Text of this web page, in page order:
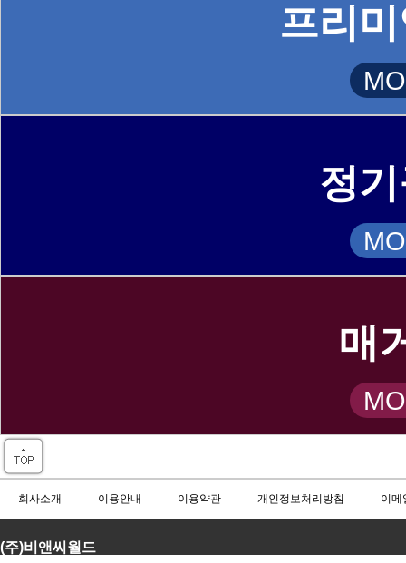
프리
정
매
회사소개 이용안내 이용약관 개인정보처리방침 이메
(주)비앤씨월드